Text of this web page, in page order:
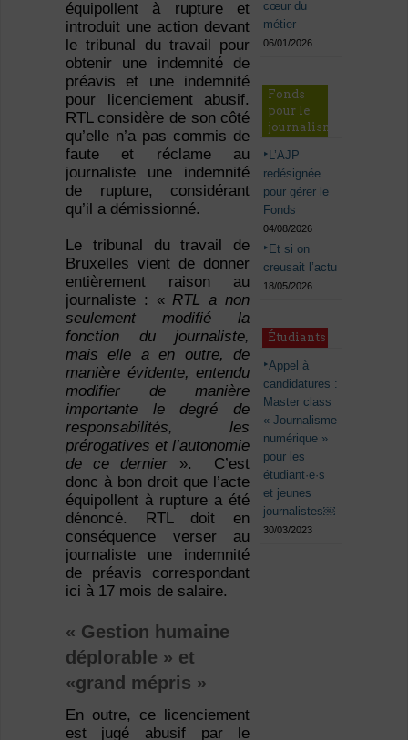
équipollent à rupture et
introduit une action devant
le tribunal du travail pour
obtenir une indemnité de
préavis et une indemnité
pour licenciement abusif.
RTL considère de son côté
qu’elle n’a pas commis de
faute et réclame au
journaliste une indemnité
de rupture, considérant
qu’il a démissionné.
Le tribunal du travail de
Bruxelles vient de donner
entièrement raison au
journaliste : «RTL a non
seulement modifié la
fonction du journaliste,
mais elle a en outre, de
manière évidente, entendu
modifier de manière
importante le degré de
responsabilités, les
prérogatives et l’autonomie
de ce dernier ». C’est
donc à bon droit que l’acte
équipollent à rupture a été
dénoncé. RTL doit en
conséquence verser au
journaliste une indemnité
de préavis correspondant
ici à 17 mois de salaire.
« Gestion humaine
déplorable » et
«grand mépris »
En outre, ce licenciement
est jugé abusif par le
cœur du
métier
06/01/2026
Fonds
pour le
journalisme
L’AJP
redésignée
pour gérer le
Fonds
04/08/2026
Et si on
creusait l’actu
18/05/2026
Étudiants
Appel à
candidatures :
Master class
« Journalisme
numérique »
pour les
étudiant·e·s
et jeunes
journalistes￼
30/03/2023